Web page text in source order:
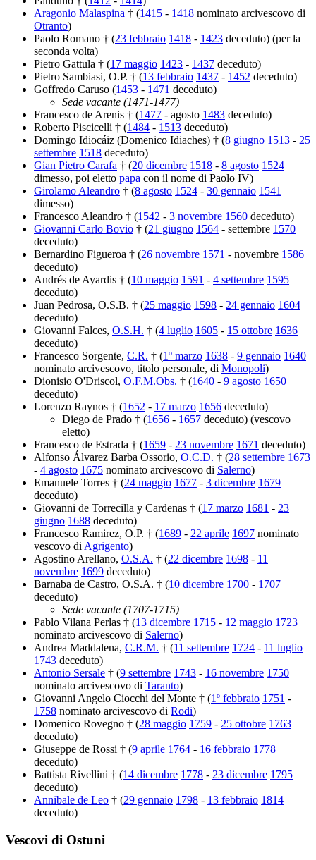
Aragonio Malaspina † (1415 - 1418 nominato arcivescovo di
Otranto)
Paolo Romano † (23 febbraio 1418 - 1423 deceduto) (per la
seconda volta)
Pietro Gattula † (17 maggio 1423 - 1437 deceduto)
Pietro Sambiasi, O.P. † (13 febbraio 1437 - 1452 deceduto)
Goffredo Caruso (1453 - 1471 deceduto)
Sede vacante (1471-1477)
Francesco de Arenis † (1477 - agosto 1483 deceduto)
Roberto Piscicelli † (1484 - 1513 deceduto)
Domingo Idiocáiz (Domenico Idiaches) † (8 giugno 1513 - 25
settembre 1518 deceduto)
Gian Pietro Carafa † (20 dicembre 1518 - 8 agosto 1524
dimesso, poi eletto papa con il nome di Paolo IV)
Girolamo Aleandro † (8 agosto 1524 - 30 gennaio 1541
dimesso)
Francesco Aleandro † (1542 - 3 novembre 1560 deceduto)
Giovanni Carlo Bovio † (21 giugno 1564 - settembre 1570
deceduto)
Bernardino Figueroa † (26 novembre 1571 - novembre 1586
deceduto)
Andrés de Ayardis † (10 maggio 1591 - 4 settembre 1595
deceduto)
Juan Pedrosa, O.S.B. † (25 maggio 1598 - 24 gennaio 1604
deceduto)
Giovanni Falces, O.S.H. † (4 luglio 1605 - 15 ottobre 1636
deceduto)
Francesco Sorgente, C.R. † (1º marzo 1638 - 9 gennaio 1640
nominato arcivescovo, titolo personale, di Monopoli)
Dionisio O'Driscol, O.F.M.Obs. † (1640 - 9 agosto 1650
deceduto)
Lorenzo Raynos † (1652 - 17 marzo 1656 deceduto)
Diego de Prado † (1656 - 1657 deceduto) (vescovo
eletto)
Francesco de Estrada † (1659 - 23 novembre 1671 deceduto)
Alfonso Álvarez Barba Ossorio, O.C.D. † (28 settembre 1673
- 4 agosto 1675 nominato arcivescovo di Salerno)
Emanuele Torres † (24 maggio 1677 - 3 dicembre 1679
deceduto)
Giovanni de Torrecilla y Cardenas † (17 marzo 1681 - 23
giugno 1688 deceduto)
Francesco Ramirez, O.P. † (1689 - 22 aprile 1697 nominato
vescovo di Agrigento)
Agostino Arellano, O.S.A. † (22 dicembre 1698 - 11
novembre 1699 deceduto)
Barnaba de Castro, O.S.A. † (10 dicembre 1700 - 1707
deceduto)
Sede vacante (1707-1715)
Pablo Vilana Perlas † (13 dicembre 1715 - 12 maggio 1723
nominato arcivescovo di Salerno)
Andrea Maddalena, C.R.M. † (11 settembre 1724 - 11 luglio
1743 deceduto)
Antonio Sersale † (9 settembre 1743 - 16 novembre 1750
nominato arcivescovo di Taranto)
Giovanni Angelo Ciocchi del Monte † (1º febbraio 1751 -
1758 nominato arcivescovo di Rodi)
Domenico Rovegno † (28 maggio 1759 - 25 ottobre 1763
deceduto)
Giuseppe de Rossi † (9 aprile 1764 - 16 febbraio 1778
deceduto)
Battista Rivellini † (14 dicembre 1778 - 23 dicembre 1795
deceduto)
Annibale de Leo † (29 gennaio 1798 - 13 febbraio 1814
deceduto)
Vescovi di Ostuni